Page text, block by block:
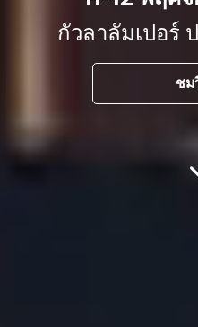
กัวลาลัมเปอร์
ชม